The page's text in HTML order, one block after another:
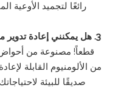
رائعًا لتجميد الأوعية
3. هل يمكنني إعادة تدوير مقالي الألمنيوم هذه بعد الاستخدام؟
صديقًا للبيئة